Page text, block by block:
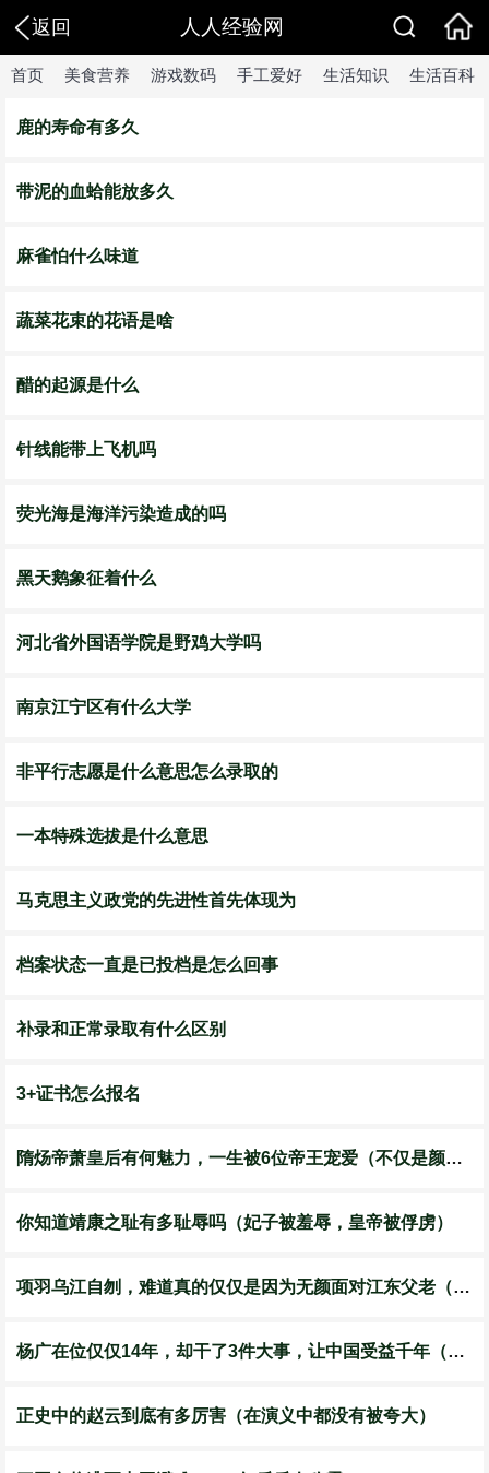
返回 人人经验网
首页 美食营养 游戏数码 手工爱好 生活知识 生活百科
鹿的寿命有多久
带泥的血蛤能放多久
麻雀怕什么味道
蔬菜花束的花语是啥
醋的起源是什么
针线能带上飞机吗
荧光海是海洋污染造成的吗
黑天鹅象征着什么
河北省外国语学院是野鸡大学吗
南京江宁区有什么大学
非平行志愿是什么意思怎么录取的
一本特殊选拔是什么意思
马克思主义政党的先进性首先体现为
档案状态一直是已投档是怎么回事
补录和正常录取有什么区别
3+证书怎么报名
隋炀帝萧皇后有何魅力，一生被6位帝王宠爱（不仅是颜值）
你知道靖康之耻有多耻辱吗（妃子被羞辱，皇帝被俘虏）
项羽乌江自刎，难道真的仅仅是因为无颜面对江东父老（不仅如此）
杨广在位仅仅14年，却干了3件大事，让中国受益千年（国家，政治，文化）
正史中的赵云到底有多厉害（在演义中都没有被夸大）